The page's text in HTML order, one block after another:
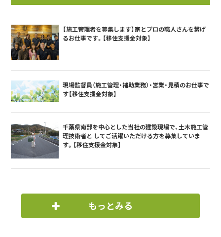
【施工管理者を募集します】家とプロの職人さんを繋げ
るお仕事です。【移住支援金対象】
現場監督員（施工管理・補助業務）・営業・見積のお仕事で
す【移住支援金対象】
千葉県南部を中心とした当社の建設現場で、土木施工管
理技術者と してご活躍いただける方を募集していま
す。【移住支援金対象】
もっとみる